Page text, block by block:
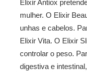
Elixir Antiox
mulher. O Elixir
unhas e cabelos.
Elixir Vita. O Elixir
controlar o peso.
digestiva e